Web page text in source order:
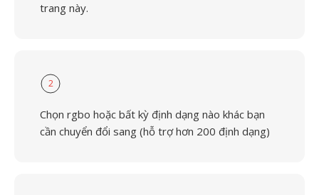
trang này.
2
Chọn rgbo hoặc bất kỳ định dạng nào khác bạn
cần chuyển đổi sang (hỗ trợ hơn 200 định dạng)